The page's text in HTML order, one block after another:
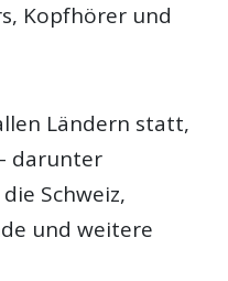
Kopfhörer und
Ländern statt,
darunter
Schweiz,
und weitere